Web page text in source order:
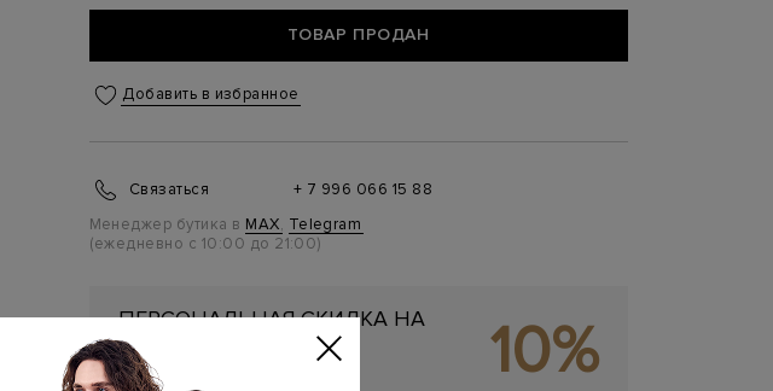
ТОВАР ПРОДАН
Добавить в избранное
Связаться
+ 7 996 066 15 88
Менеджер бутика в MAX, Telegram
(ежедневно с 10:00 до 21:00)
ПЕРСОНАЛЬНАЯ СКИДКА НА
ПЕРВУЮ ПОКУПКУ
Подробнее 10%